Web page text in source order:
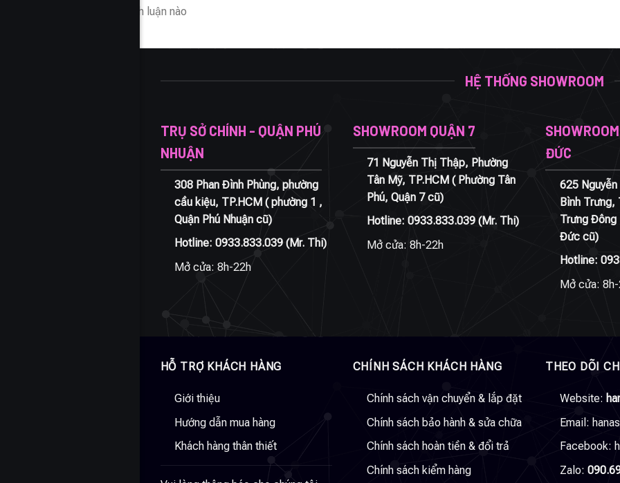
Không có bình luận nào
HỆ THỐNG SHOWROOM
TRỤ SỞ CHÍNH - QUẬN PHÚ
NHUẬN
308 Phan Đình Phùng, phường
cầu kiệu, TP.HCM ( phường 1 ,
Quận Phú Nhuận cũ)
Hotline:0933.833.039 (Mr. Thi)
Mở cửa: 8h-22h
SHOWROOM QUẬN 7
71 Nguyễn Thị Thập, Phường
Tân Mỹ, TP.HCM ( Phường Tân
Phú, Quận 7 cũ)
Hotline:0933.833.039 (Mr. Thi)
Mở cửa: 8h-22h
ĐỨC
625 Nguyễn
Bình Trưng,
Trưng Đông
Đức cũ)
Hotline:
Mở cửa:
HỖ TRỢ KHÁCH HÀNG
Giới thiệu
Hướng dẫn mua hàng
Khách hàng thân thiết
CHÍNH SÁCH KHÁCH HÀNG
Chính sách vận chuyển & lắp đặt
Chính sách bảo hành & sửa chữa
Chính sách hoàn tiền & đổi trả
Chính sách kiểm hàng
THEO DÕI
Website:
Email:
Facebook:
Zalo: